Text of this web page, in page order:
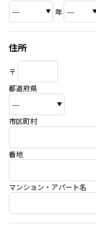
年
住所
〒
都道府県
市区町村
番地
マンション・アパート名